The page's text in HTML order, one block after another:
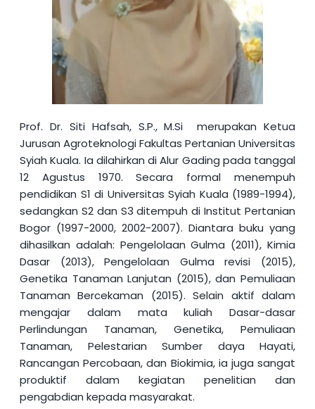
Prof. Dr. Siti Hafsah, S.P., M.Simerupakan Ketua
Jurusan Agroteknologi Fakultas Pertanian Universitas
Syiah Kuala. Ia dilahirkan di Alur Gading pada tanggal
12 Agustus 1970. Secara formal menempuh
pendidikan S1 di Universitas Syiah Kuala (1989-1994),
sedangkan S2 dan S3 ditempuh di Institut Pertanian
Bogor (1997-2000, 2002-2007). Diantara buku yang
dihasilkan adalah: Pengelolaan Gulma (2011), Kimia
Dasar (2013), Pengelolaan Gulma revisi (2015),
Genetika Tanaman Lanjutan (2015), dan Pemuliaan
Tanaman Bercekaman (2015). Selain aktif dalam
mengajar dalam mata kuliah Dasar-dasar
Perlindungan Tanaman, Genetika, Pemuliaan
Tanaman, Pelestarian Sumber daya Hayati,
Rancangan Percobaan, dan Biokimia, ia juga sangat
produktif dalam kegiatan penelitian dan
pengabdian kepada masyarakat.